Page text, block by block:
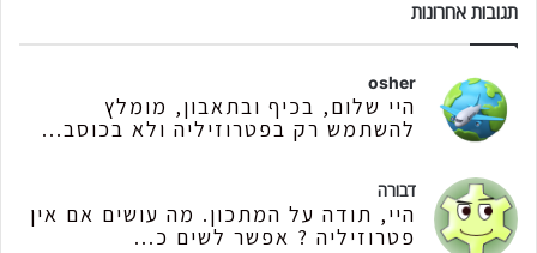
תגובות אחרונות
osher
היי שלום, בכיף ובתאבון, מומלץ
להשתמש רק בפטרוזיליה ולא בכוסב...
דבורה
היי, תודה על המתכון. מה עושים אם אין
פטרוזיליה ? אפשר לשים כ...